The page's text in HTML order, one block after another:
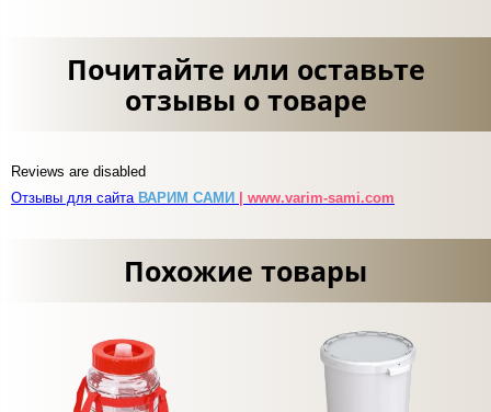
Почитайте или оставьте
отзывы о товаре
Reviews are disabled
Отзывы для сайта ВАРИМ САМИ | www.varim-sami.com
Похожие товары